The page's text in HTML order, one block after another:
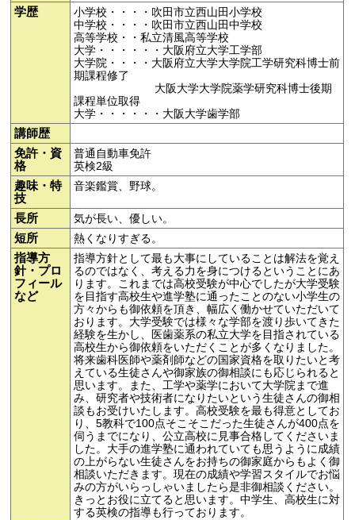
学歴
小学校・・・・吹田市立西山田小学校
中学校・・・・吹田市立西山田中学校
高等学校・・私立清風高等学校
大学・・・・・・大阪府立大学工学部
大学院・・・・大阪府立大学大学院工学研究科博士前
期課程修了
大阪大学大学院薬学研究科博士後期
課程単位取得
大学・・・・・・大阪大学歯学部
講師歴
免許・資
格
普通自動車免許
英検2級
趣味・特
技
音楽鑑賞、野球。
長所 気が長い、優しい。
短所 熱くなりすぎる。
指導方
針・プロ
フィール
など
指導方針として最も大事にしていることは解法を覚え
るのではなく、考える力を身につけるということにあ
ります。これまでは高校受験が中心でしたが大学受験
を目指す高校生や進学塾に通ったことのない小学生の
方々からも御依頼を頂き、幅広く働かせていただいて
おります。大学受験では様々な学部を渡り歩いてきた
経験を生かし、医歯薬系の私立大学を目指されている
高校生から御依頼をいただくことが多くなりました。
将来歯科医師や薬剤師などの国家資格を取りたいと考
えている生徒さんや御家族の御相談にも応じられると
思います。また、工学や薬学において大学院まで進
み、研究者や技術者になりたいという生徒さんの御相
談もお受けいたします。高校受験を最も得意としてお
り、5教科で100点そこそこだった生徒さんが400点を
伺うまでになり、公立高校に見事合格してくださいま
した。大手の進学塾に通われていても思うように成績
の上がらない生徒さんをお持ちの御家庭からもよく御
相談いただきます。現在の成績や学習スタイルでお悩
みの方がいらっしゃいましたら是非御相談ください。
きっとお役に立てると思います。中学生、高校生に対
する英検の指導も行っております。